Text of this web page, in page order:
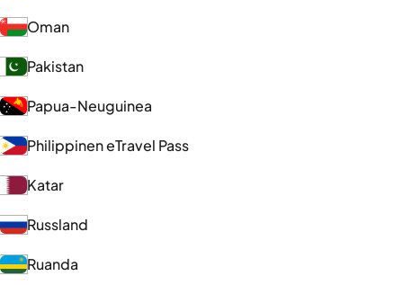
Oman
Pakistan
Papua-Neuguinea
Philippinen eTravel Pass
Katar
Russland
Ruanda